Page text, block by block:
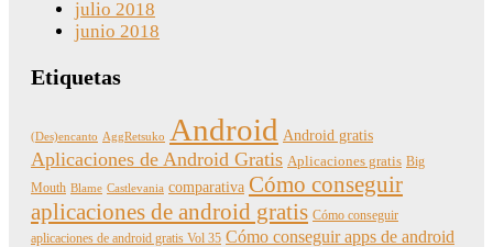
julio 2018
junio 2018
Etiquetas
(Des)encanto AggRetsuko Android Android gratis
Aplicaciones de Android Gratis Aplicaciones gratis Big
Mouth Blame Castlevania comparativa Cómo conseguir
aplicaciones de android gratis Cómo conseguir
aplicaciones de android gratis Vol 35 Cómo conseguir apps de android